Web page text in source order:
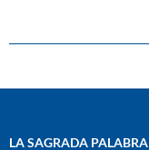
LA SAGRADA PALABRA